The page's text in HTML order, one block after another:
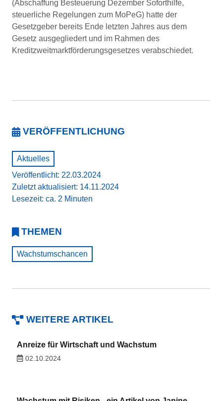
(Abschaffung Besteuerung Dezember Soforthilfe,
steuerliche Regelungen zum MoPeG) hatte der
Gesetzgeber bereits Ende letzten Jahres aus dem
Gesetz ausgegliedert und im Rahmen des
Kreditzweitmarktförderungsgesetzes verabschiedet.
VERÖFFENTLICHUNG
Aktuelles
Veröffentlicht: 22.03.2024
Zuletzt aktualisiert: 14.11.2024
Lesezeit: ca. 2 Minuten
THEMEN
Wachstumschancen
WEITERE ARTIKEL
Anreize für Wirtschaft und Wachstum
02.10.2024